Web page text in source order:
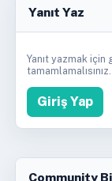
Yanıt Yaz
Yanıt yazmak
tamamlamalısınız.
Giriş Yap
Community